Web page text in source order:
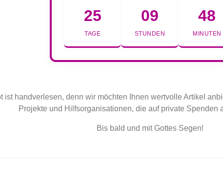
25
TAGE
09
STUNDEN
48
MINUTEN
ist handverlesen, denn wir möchten Ihnen wertvolle Artikel
Projekte und Hilfsorganisationen, die auf private Spenden
Bis bald und mit Gottes Segen!